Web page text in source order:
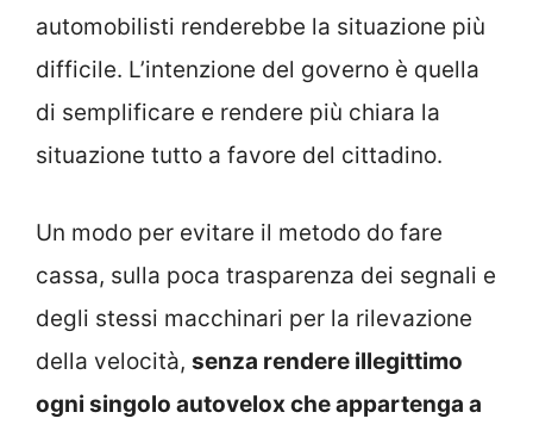
automobilisti renderebbe la situazione più
difficile. L’intenzione del governo è quella
di semplificare e rendere più chiara la
situazione tutto a favore del cittadino.
Un modo per evitare il metodo do fare
cassa, sulla poca trasparenza dei segnali e
degli stessi macchinari per la rilevazione
della velocità, senza rendere illegittimo
ogni singolo autovelox che appartenga a